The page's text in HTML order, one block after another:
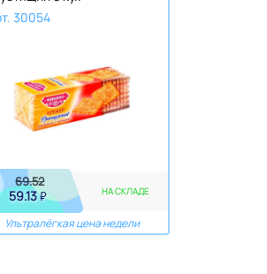
30054
69.52
59.13₽ НА СКЛАДЕ
Ультралёгкая цена недели